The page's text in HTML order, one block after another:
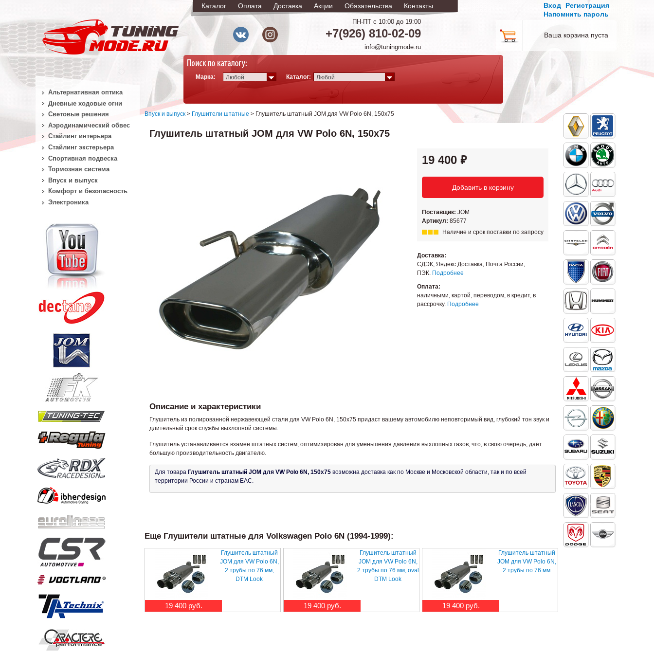
ПН-ПТ с 10:00 до 19:00
+7(926) 810-02-09
info@tuningmode.ru
Каталог Оплата Доставка Акции Обязательства Контакты Вход
Регистрация
Напомнить пароль
Ваша корзина пуста
Марка: Любой Каталог: Любой
Впуск и выпуск > Глушители штатные > Глушитель штатный JOM для VW Polo 6N, 150x75
Глушитель штатный JOM для VW Polo 6N, 150x75
19 400
Поставщик: JOM
Артикул: 85677
Наличие и срок поставки по запросу
Доставка:
СДЭК, Яндекс Доставка, Почта России,
ПЭК. Подробнее
Оплата:
наличными, картой, переводом, в кредит, в
рассрочку. Подробнее
Описание и характеристики
Глушитель из полированной нержавеющей стали для VW Polo 6N, 150x75 придаст вашему автомобилю неповторимый вид, глубокий тон звук и
длительный срок службы выхлопной системы.
Глушитель устанавливается взамен штатных систем, оптимизирован для уменьшения давления выхлопных газов, что, в свою очередь, даёт
большую производительность двигателю.
Для товара Глушитель штатный JOM для VW Polo 6N, 150x75 возможна доставка как по Москве и Московской области, так и по всей
территории России и странам ЕАС.
Еще Глушители штатные для Volkswagen Polo 6N (1994-1999):
19 400 руб.
Глушитель штатный
JOM для VW Polo 6N,
2 трубы по 76 мм,
DTM Look
19 400 руб.
Глушитель штатный
JOM для VW Polo 6N,
2 трубы по 76 мм, oval
DTM Look
19 400 руб.
Глушитель штатный
JOM для VW Polo 6N,
2 трубы по 76 мм
Альтернативная оптика
Дневные ходовые огни
Световые решения
Аэродинамический обвес
Стайлинг интерьера
Стайлинг экстерьера
Спортивная подвеска
Тормозная система
Впуск и выпуск
Комфорт и безопасность
Электроника